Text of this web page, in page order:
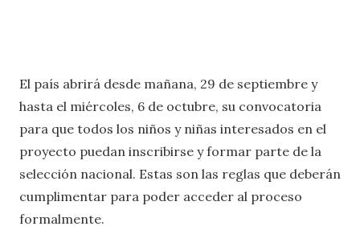
El país abrirá desde mañana, 29 de septiembre y
hasta el miércoles, 6 de octubre, su convocatoria
para que todos los niños y niñas interesados en el
proyecto puedan inscribirse y formar parte de la
selección nacional. Estas son las reglas que deberán
cumplimentar para poder acceder al proceso
formalmente.